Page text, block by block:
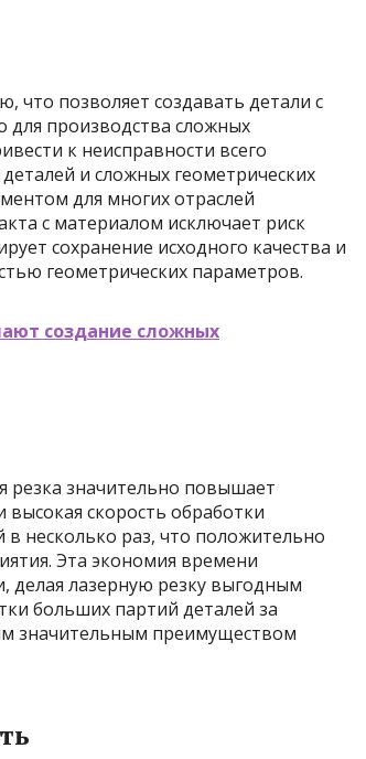
что позволяет создавать детали с
для производства сложных
к неисправности всего
и сложных геометрических
для многих отраслей
с материалом исключает риск
сохранение исходного качества и
геометрических параметров.
создание сложных
резка значительно повышает
скорость обработки
несколько раз, что положительно
Эта экономия времени
делая лазерную резку выгодным
больших партий деталей за
значительным преимуществом